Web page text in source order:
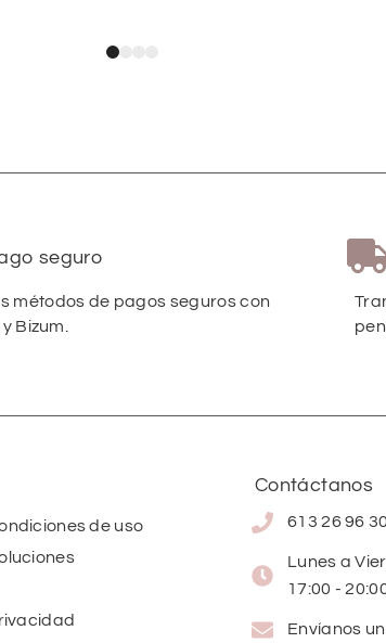
seguro
métodos de pagos seguros con
Bizum.
de uso
Contáctanos
613 26 96 30
Lunes a
17:00 -
Envíanos un